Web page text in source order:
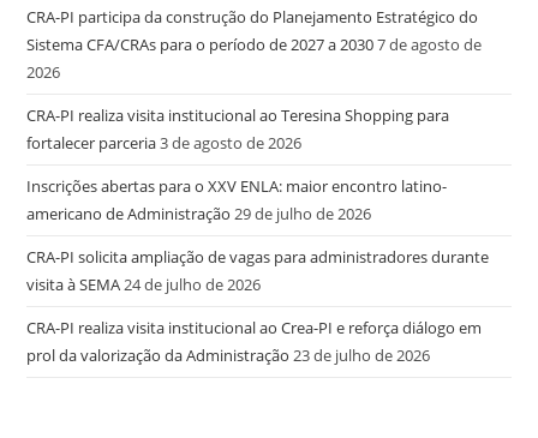
CRA-PI participa da construção do Planejamento Estratégico do
Sistema CFA/CRAs para o período de 2027 a 20307 de agosto de
2026
CRA-PI realiza visita institucional ao Teresina Shopping para
fortalecer parceria3 de agosto de 2026
Inscrições abertas para o XXV ENLA: maior encontro latino-
americano de Administração 29 de julho de 2026
CRA-PI solicita ampliação de vagas para administradores durante
visita à SEMA24 de julho de 2026
CRA-PI realiza visita institucional ao Crea-PI e reforça diálogo em
prol da valorização da Administração 23 de julho de 2026